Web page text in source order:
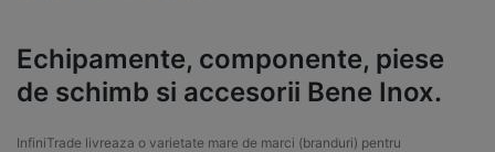
Echipamente, componente, piese
de schimb si accesorii Bene Inox.
InfiniTrade livreaza o varietate mare de marci (branduri) pentru